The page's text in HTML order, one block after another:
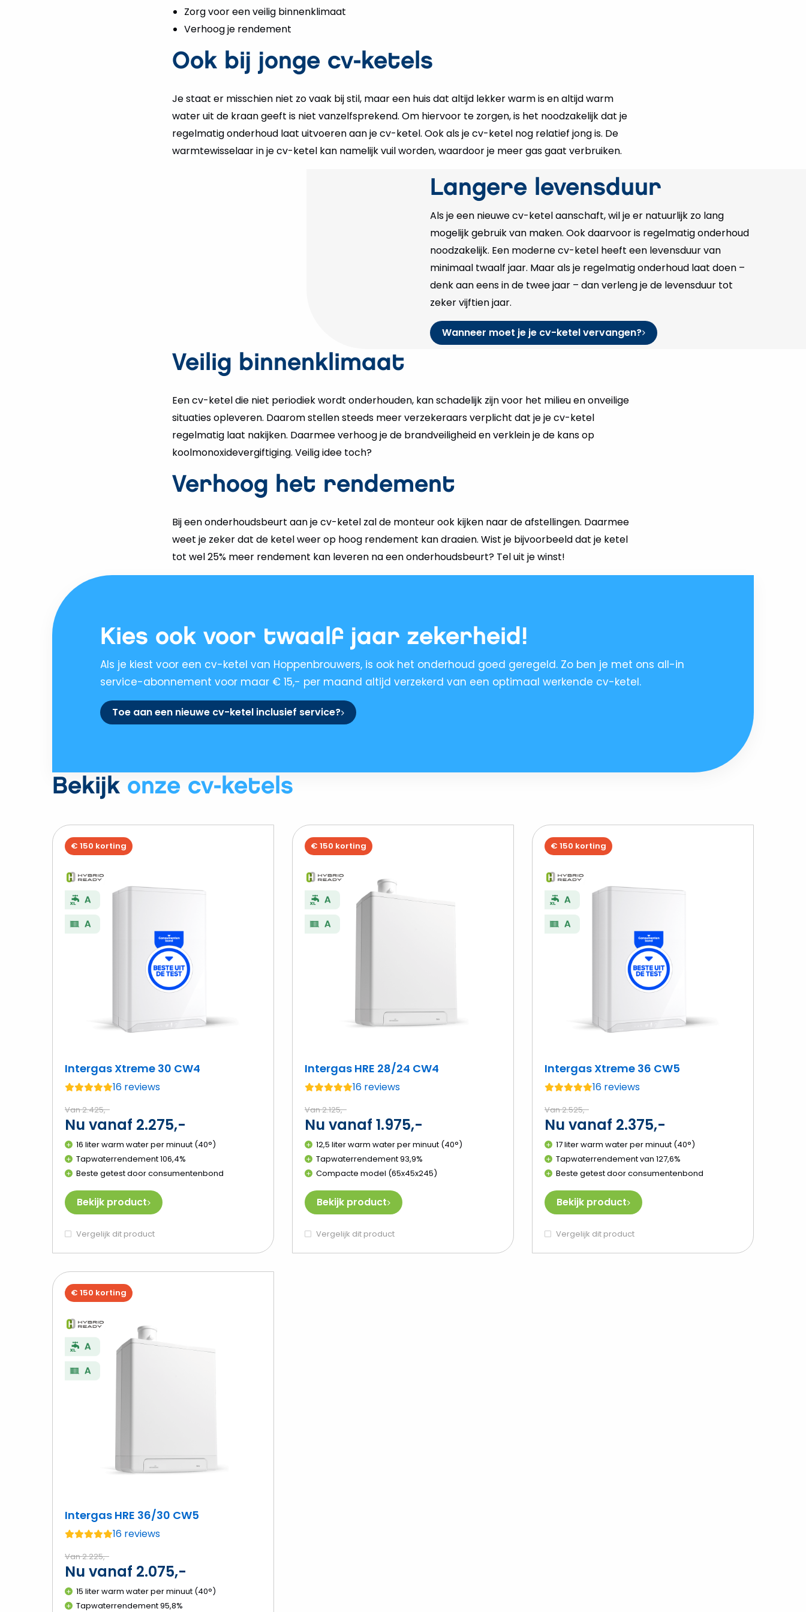
Zorg voor een veilig binnenklimaat
Verhoog je rendement
Ook bij jonge cv-ketels
Je staat er misschien niet zo vaak bij stil, maar een huis dat altijd lekker warm is en altijd warm
water uit de kraan geeft is niet vanzelfsprekend. Om hiervoor te zorgen, is het noodzakelijk dat je
regelmatig onderhoud laat uitvoeren aan je cv-ketel. Ook als je cv-ketel nog relatief jong is. De
warmtewisselaar in je cv-ketel kan namelijk vuil worden, waardoor je meer gas gaat verbruiken.
Langere levensduur
Als je een nieuwe cv-ketel aanschaft, wil je er natuurlijk zo lang
mogelijk gebruik van maken. Ook daarvoor is regelmatig onderhoud
noodzakelijk. Een moderne cv-ketel heeft een levensduur van
minimaal twaalf jaar. Maar als je regelmatig onderhoud laat doen –
denk aan eens in de twee jaar – dan verleng je de levensduur tot
zeker vijftien jaar.
Wanneer moet je je cv-ketel vervangen?
Veilig binnenklimaat
Een cv-ketel die niet periodiek wordt onderhouden, kan schadelijk zijn voor het milieu en onveilige
situaties opleveren. Daarom stellen steeds meer verzekeraars verplicht dat je je cv-ketel
regelmatig laat nakijken. Daarmee verhoog je de brandveiligheid en verklein je de kans op
koolmonoxidevergiftiging. Veilig idee toch?
Verhoog het rendement
Bij een onderhoudsbeurt aan je cv-ketel zal de monteur ook kijken naar de afstellingen. Daarmee
weet je zeker dat de ketel weer op hoog rendement kan draaien. Wist je bijvoorbeeld dat je ketel
tot wel 25% meer rendement kan leveren na een onderhoudsbeurt? Tel uit je winst!
Kies ook voor twaalf jaar zekerheid!
Als je kiest voor een cv-ketel van Hoppenbrouwers, is ook het onderhoud goed geregeld. Zo ben je met ons all-in
service-abonnement voor maar € 15,- per maand altijd verzekerd van een optimaal werkende cv-ketel.
Toe aan een nieuwe cv-ketel inclusief service?
Bekijk onze cv-ketels
€ 150 korting
Intergas Xtreme 30 CW4
Gemiddelde
beoordeling:
4.8
de
5
16 reviews
Van 2.425,-
Nu vanaf 2.275,-
16 liter warm water per minuut (40°)
Tapwaterrendement 106,4%
Beste getest door consumentenbond
Bekijk product
Vergelijk dit product
€ 150 korting
Intergas HRE 28/24 CW4
Gemiddelde
beoordeling:
4.8
de
5
16 reviews
Van 2.125,-
Nu vanaf 1.975,-
12,5 liter warm water per minuut (40°)
Tapwaterrendement 93,9%
Compacte model (65x45x245)
Bekijk product
Vergelijk dit product
€ 150 korting
Intergas Xtreme 36 CW5
Gemiddelde
beoordeling:
4.8
de
5
16 reviews
Van 2.525,-
Nu vanaf 2.375,-
17 liter warm water per minuut (40°)
Tapwaterrendement van 127,6%
Beste getest door consumentenbond
Bekijk product
Vergelijk dit product
€ 150 korting
Intergas HRE 36/30 CW5
Gemiddelde
beoordeling:
4.8
de
16 reviews
Van 2.225,-
Nu vanaf 2.075,-
15 liter warm water per minuut (40°)
Tapwaterrendement 95,8%